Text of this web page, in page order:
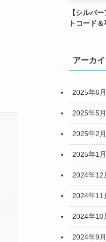
【シルバ
トコード
アーカ
2025年6月
2025年5月
2025年2月
2025年1月
2024年12
2024年11
2024年10
2024年9月